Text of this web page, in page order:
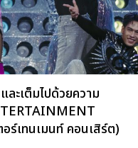
ะเต็มไปด้วยความ
ร์เทนเมนท์ คอนเสิร์ต)